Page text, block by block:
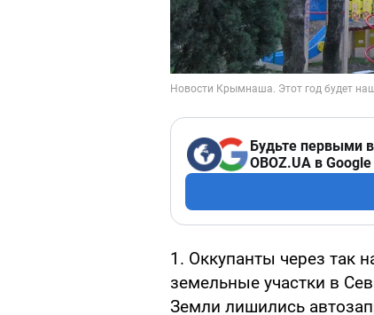
Будьте первыми
OBOZ.UA в Google
1. Оккупанты через так
земельные участки в
Земли лишились